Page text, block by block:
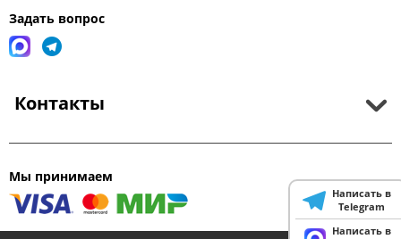
Задать вопрос
Контакты
Мы принимаем
Написать в
Telegram
Написать в